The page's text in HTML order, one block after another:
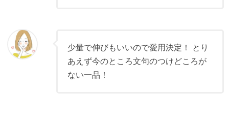
少量で伸びもいいので愛用決定！ とり
あえず今のところ文句のつけどころが
ない一品！